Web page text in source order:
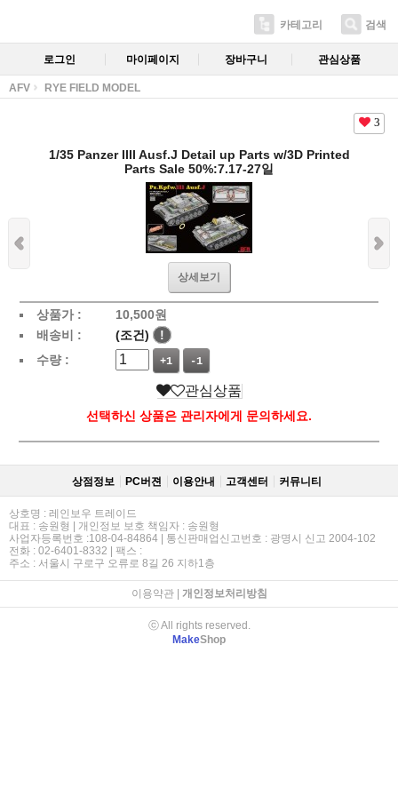
카테고리 검색
로그인 마이페이지 장바구니 관심상품
AFV RYE FIELD MODEL
3
1/35 Panzer IIII Ausf.J Detail up Parts w/3D Printed
Parts Sale 50%:7.17-27일
상세보기
상품가 : 10,500원
배송비 :
(조건)
!
수량 :
+1 -1
관심상품
선택하신 상품은 관리자에게 문의하세요.
상점정보 PC버젼 이용안내 고객센터 커뮤니티
상호명 : 레인보우 트레이드
대표 : 송원형 | 개인정보 보호 책임자 : 송원형
사업자등록번호 :108-04-84864 | 통신판매업신고번호 : 광명시 신고 2004-102
전화 : 02-6401-8332 | 팩스 :
주소 : 서울시 구로구 오류로 8길 26 지하1층
이용약관| 개인정보처리방침
ⓒ All rights reserved.
MakeShop